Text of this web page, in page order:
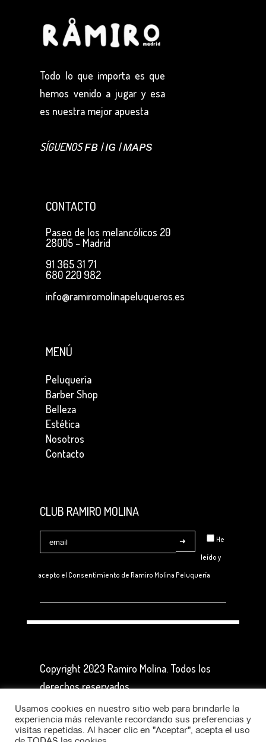
Todo lo que importa es que
hemos venido a jugar y esa
es nuestra mejor apuesta
SÍGUENOSFB |IG |MAPS
CONTACTO
Paseo de los melancólicos 20
28005 – Madrid
91 365 31 71
680 220 982
info@ramiromolinapeluqueros.es
MENÚ
Peluquería
Barber Shop
Belleza
Estética
Nosotros
Contacto
CLUB RAMIRO MOLINA
He
leído y
acepto el Consentimiento de Ramiro Molina Peluquería
Copyright 2023 Ramiro Molina. Todos los
derechos reservados
Diseño y Desarrollo Web:PuntoJS
Usamos cookies en nuestro sitio web para brindarle la
experiencia más relevante recordando sus preferencias y
visitas repetidas. Al hacer clic en "Aceptar", acepta el uso